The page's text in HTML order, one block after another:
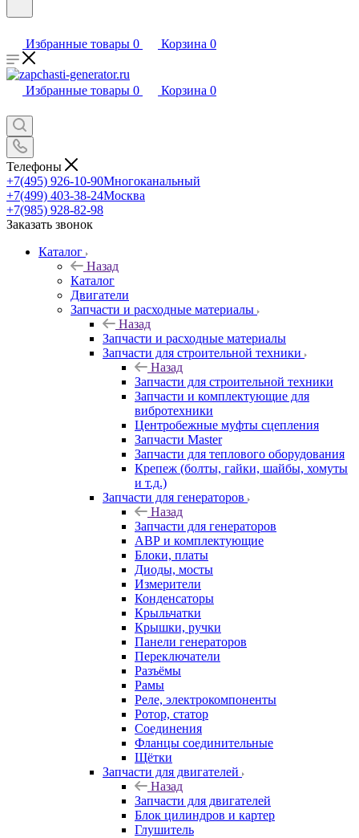
Избранные товары 0 Корзина 0
Избранные товары 0 Корзина 0
Телефоны
+7(495) 926-10-90Многоканальный
+7(499) 403-38-24Москва
+7(985) 928-82-98
Заказать звонок
Каталог
Назад
Каталог
Двигатели
Запчасти и расходные материалы
Назад
Запчасти и расходные материалы
Запчасти для строительной техники
Назад
Запчасти для строительной техники
Запчасти и комплектующие для
вибротехники
Центробежные муфты сцепления
Запчасти Master
Запчасти для теплового оборудования
Крепеж (болты, гайки, шайбы, хомуты
и т.д.)
Запчасти для генераторов
Назад
Запчасти для генераторов
АВР и комплектующие
Блоки, платы
Диоды, мосты
Измерители
Конденсаторы
Крыльчатки
Крышки, ручки
Панели генераторов
Переключатели
Разъёмы
Рамы
Реле, электрокомпоненты
Ротор, статор
Соединения
Фланцы соединительные
Щётки
Запчасти для двигателей
Назад
Запчасти для двигателей
Блок цилиндров и картер
Глушитель